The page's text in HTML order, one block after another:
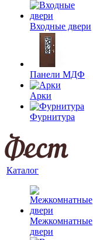
Входные двери
Панели МДФ
Арки
Фурнитура
Каталог
Межкомнатные
двери